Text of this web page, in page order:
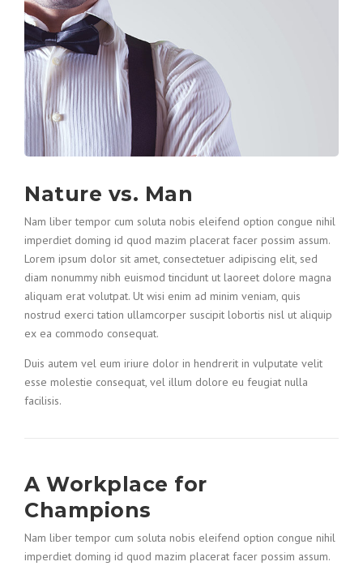
Nature vs. Man
Nam liber tempor cum soluta nobis eleifend option congue nihil
imperdiet doming id quod mazim placerat facer possim assum.
Lorem ipsum dolor sit amet, consectetuer adipiscing elit, sed
diam nonummy nibh euismod tincidunt ut laoreet dolore magna
aliquam erat volutpat. Ut wisi enim ad minim veniam, quis
nostrud exerci tation ullamcorper suscipit lobortis nisl ut aliquip
ex ea commodo consequat.
Duis autem vel eum iriure dolor in hendrerit in vulputate velit
esse molestie consequat, vel illum dolore eu feugiat nulla
facilisis.
A Workplace for
Champions
Nam liber tempor cum soluta nobis eleifend option congue nihil
imperdiet doming id quod mazim placerat facer possim assum.